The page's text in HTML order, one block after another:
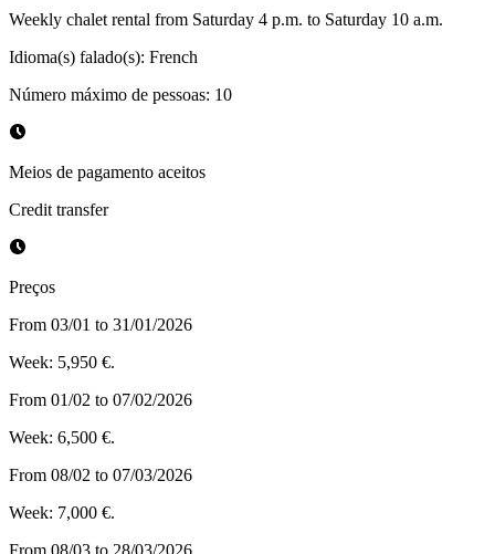
Weekly chalet rental from Saturday 4 p.m. to Saturday 10 a.m.
Idioma(s) falado(s): French
Número máximo de pessoas: 10
Meios de pagamento aceitos
Credit transfer
Preços
From 03/01 to 31/01/2026
Week: 5,950 €.
From 01/02 to 07/02/2026
Week: 6,500 €.
From 08/02 to 07/03/2026
Week: 7,000 €.
From 08/03 to 28/03/2026